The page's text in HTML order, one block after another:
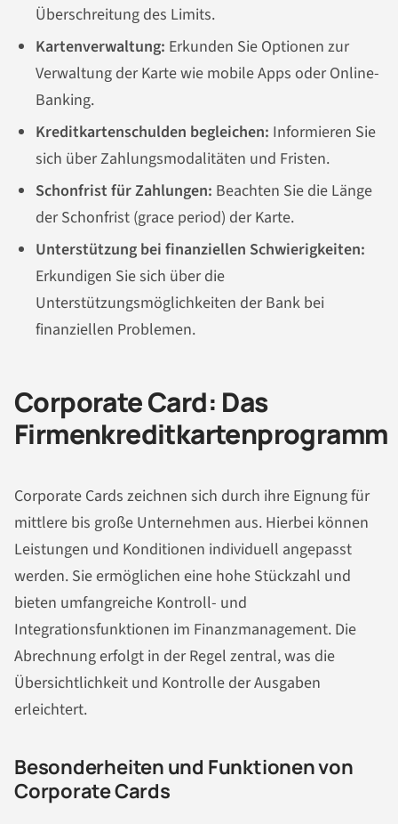
Überschreitung des Limits.
Kartenverwaltung: Erkunden Sie Optionen zur
Verwaltung der Karte wie mobile Apps oder Online-
Banking.
Kreditkartenschulden begleichen: Informieren Sie
sich über Zahlungsmodalitäten und Fristen.
Schonfrist für Zahlungen: Beachten Sie die Länge
der Schonfrist (grace period) der Karte.
Unterstützung bei finanziellen Schwierigkeiten:
Erkundigen Sie sich über die
Unterstützungsmöglichkeiten der Bank bei
finanziellen Problemen.
Corporate Card: Das
Firmenkreditkartenprogramm
Corporate Cards zeichnen sich durch ihre Eignung für
mittlere bis große Unternehmen aus. Hierbei können
Leistungen und Konditionen individuell angepasst
werden. Sie ermöglichen eine hohe Stückzahl und
bieten umfangreiche Kontroll- und
Integrationsfunktionen im Finanzmanagement. Die
Abrechnung erfolgt in der Regel zentral, was die
Übersichtlichkeit und Kontrolle der Ausgaben
erleichtert.
Besonderheiten und Funktionen von
Corporate Cards